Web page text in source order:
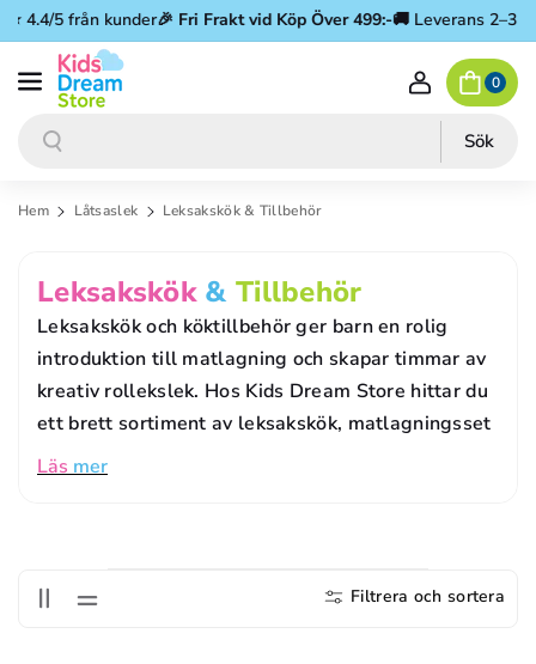
Gå vidare till innehåll
4.4/5 från kunder🎉Fri Frakt vid Köp Över 499:-🚚 Leverans 2–3
Sök Sök
0
Hem Låtsaslek Leksakskök & Tillbehör
P
R
O
D
U
K
E
Leksakskök & Tillbehör
Leksakskök och köktillbehör ger barn en rolig
introduktion till matlagning och skapar timmar av
kreativ rollekslek. Hos Kids Dream Store hittar du
ett brett sortiment av leksakskök, matlagningsset
Läs mer
Filtrera och sortera